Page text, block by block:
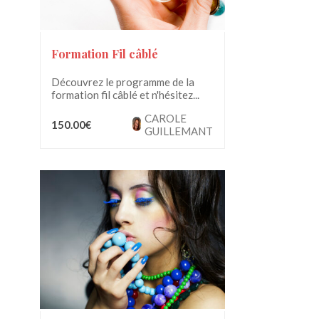
Formation Fil câblé
Découvrez le programme de la
formation fil câblé et n'hésitez...
150.00€
CAROLE
GUILLEMANT